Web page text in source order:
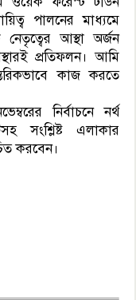
পালনের মাধ্যমে
আস্থা অর্জন
প্রতিফলন। আমি
কাজ করতে
নির্বাচনে নর্থ
সংশ্লিষ্ট এলাকার
করবেন।